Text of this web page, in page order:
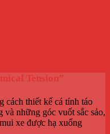
Tension”
cách thiết kế cá tính táo
những góc vuốt sắc sảo,
xe được hạ xuống